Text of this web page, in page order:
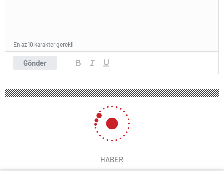
Gönder
En az 10 karakter gerekli
HABER